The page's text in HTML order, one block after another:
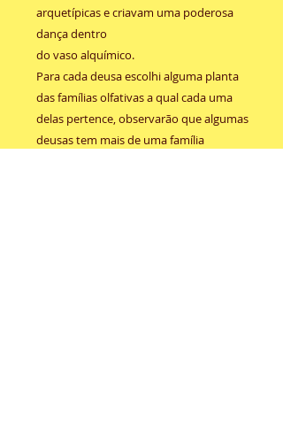
arquetípicas e criavam uma poderosa
dança dentro
do vaso alquímico.
Para cada deusa escolhi alguma planta
das famílias olfativas a qual cada uma
delas pertence, observarão que algumas
deusas tem mais de uma família